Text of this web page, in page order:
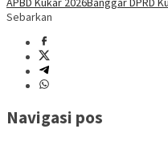
Share
Sebarkan
Navigasi pos